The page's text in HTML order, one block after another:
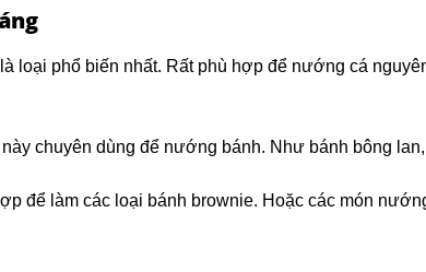
loại phổ biến nhất. Rất phù hợp để nướng cá
này chuyên dùng để nướng bánh. Như bánh bông
để làm các loại bánh brownie. Hoặc các món